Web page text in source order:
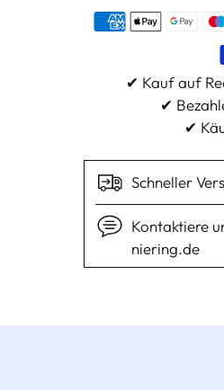
✔ Kauf auf
✔
✔
Schneller
Kontaktiere
niering.de
in